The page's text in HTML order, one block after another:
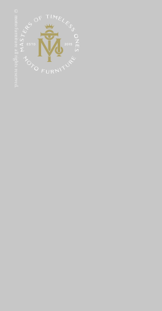
© moto furniture all rights reserved.